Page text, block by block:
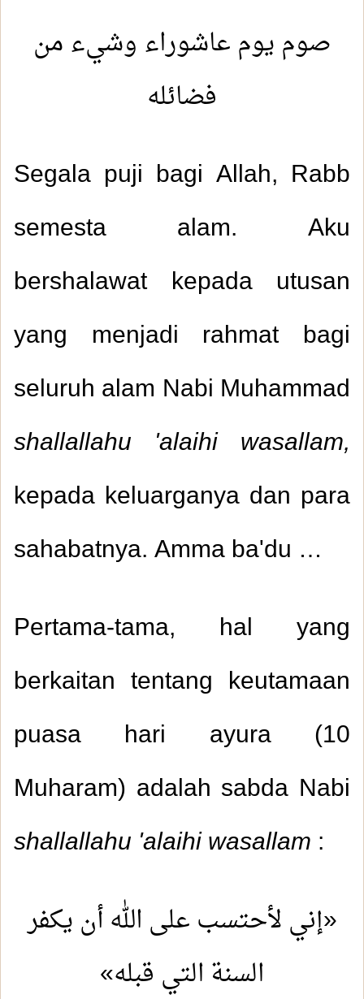
صوم يوم عاشوراء وشيء من
فضائله
Segala puji bagi Allah, Rabb
semesta alam. Aku
bershalawat kepada utusan
yang menjadi rahmat bagi
seluruh alam Nabi Muhammad
shallallahu 'alaihi wasallam,
kepada keluarganya dan para
sahabatnya. Amma ba'du …
Pertama-tama, hal yang
berkaitan tentang keutamaan
puasa hari ayura (10
Muharam) adalah sabda Nabi
shallallahu 'alaihi wasallam:
«إني لأحتسب على الله أن يكفر
السنة التي قبله»